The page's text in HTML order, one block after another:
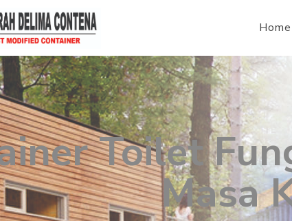
Home
Toilet
Masa